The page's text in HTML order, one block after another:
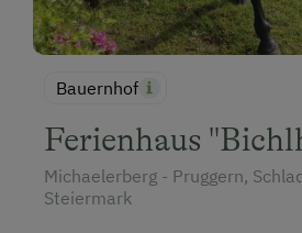
Bauernhof
Ferienhaus
Michaelerberg - Pruggern,
Steiermark